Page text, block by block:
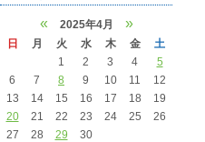
« 2025年4月 »
日 月 火 水 木 金
土
1
2 3 4
5
6
7 8 9 10 11
12
13
14 15 16 17 18
19
20
21 22 23 24 25
26
27
28 29 30